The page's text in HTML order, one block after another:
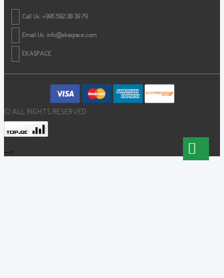
Call Us: +995 592 38 39 79
Email Us: info@ekaspace.com
EKASPACE
© ALL RIGHTS RESERVED
-->